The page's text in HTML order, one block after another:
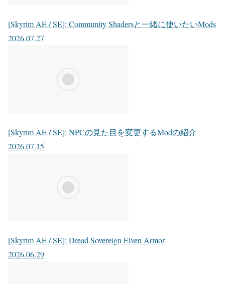
[Skyrim AE / SE]: Community Shadersと一緒に使いたいMods
2026.07.27
[Skyrim AE / SE]: NPCの見た目を変更するModの紹介
2026.07.15
[Skyrim AE / SE]: Dread Sovereign Elven Armor
2026.06.29